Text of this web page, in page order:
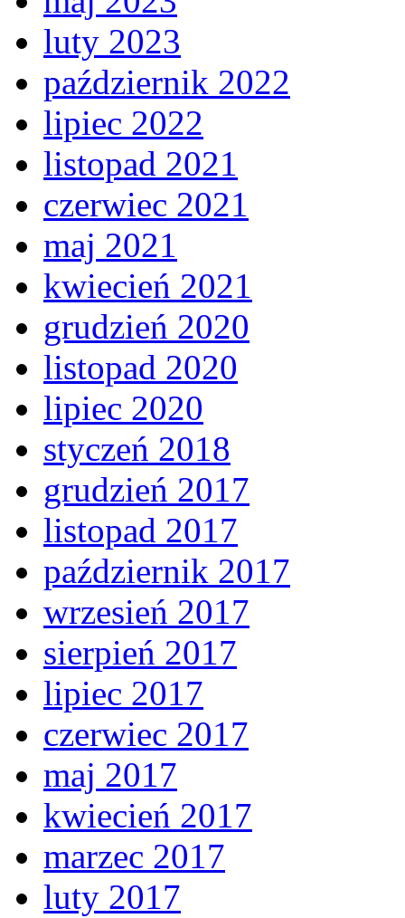
luty 2023
październik 2022
lipiec 2022
listopad 2021
czerwiec 2021
maj 2021
kwiecień 2021
grudzień 2020
listopad 2020
lipiec 2020
styczeń 2018
grudzień 2017
listopad 2017
październik 2017
wrzesień 2017
sierpień 2017
lipiec 2017
czerwiec 2017
maj 2017
kwiecień 2017
marzec 2017
luty 2017